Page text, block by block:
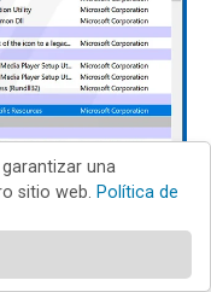
una
sitio web. Política de